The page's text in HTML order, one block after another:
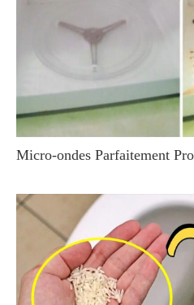
Micro-ondes Parfaitement